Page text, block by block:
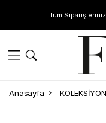
Tüm
Anasayfa KOLEKSİYON